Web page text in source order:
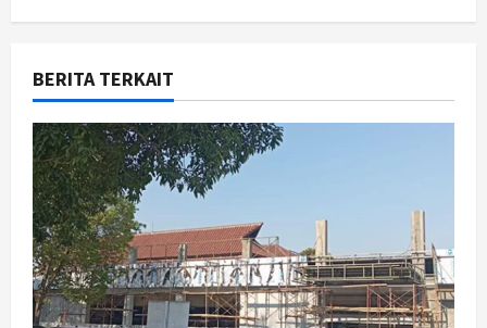
a
v
i
g
a
t
i
BERITA TERKAIT